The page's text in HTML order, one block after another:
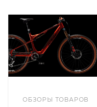
ОБЗОРЫ ТОВАРОВ